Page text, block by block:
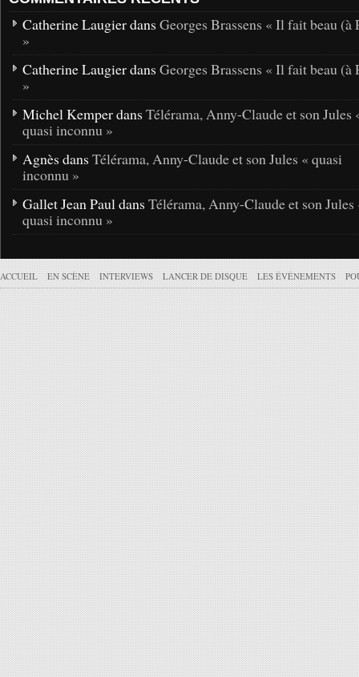
Catherine Laugier dans Georges Brassens « Il fait beau (à
»
Catherine Laugier dans Georges Brassens « Il fait beau (à
»
Michel Kemper dans Télérama, Anny-Claude et son Jules
quasi inconnu »
Agnès dans Télérama, Anny-Claude et son Jules « quasi
inconnu »
Gallet Jean Paul dans Télérama, Anny-Claude et son Jules
quasi inconnu »
ACCUEIL EN SCÈNE INTERVIEWS LANCER DE DISQUE LES ÉVÉNEMENTS